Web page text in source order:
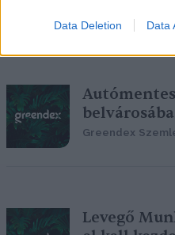
Data Deletion Data
Greendex
Levegő